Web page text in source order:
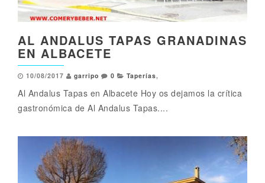
AL ANDALUS TAPAS GRANADINAS
EN ALBACETE
10/08/2017 garripo 0 Taperías,
Al Andalus Tapas en Albacete Hoy os dejamos la crítica
gastronómica de Al Andalus Tapas....